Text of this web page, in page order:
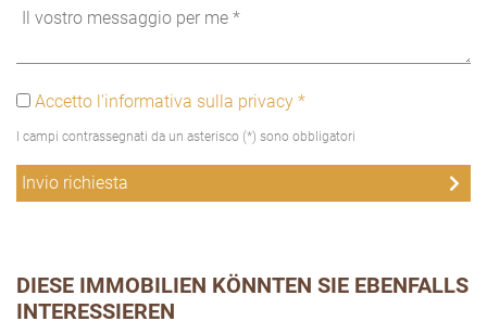
Accetto l'informativa sulla privacy *
I campi contrassegnati da un asterisco (*) sono obbligatori
DIESE IMMOBILIEN KÖNNTEN SIE EBENFALLS
INTERESSIEREN